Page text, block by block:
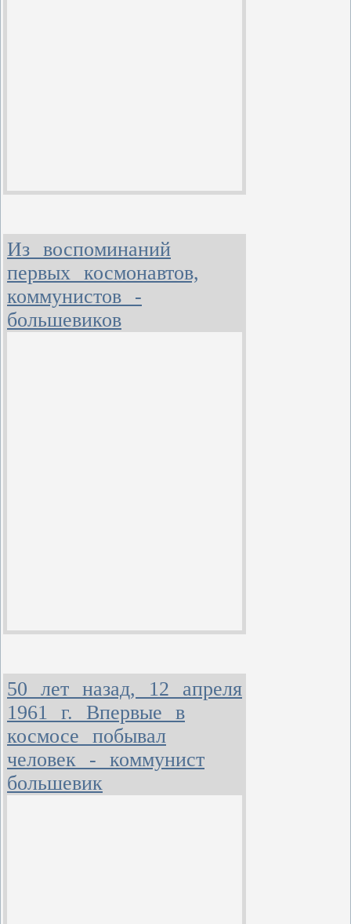
Из воспоминаний
первых космонавтов,
коммунистов -
большевиков
50 лет назад, 12 апреля
1961 г. Впер­вые в
космосе побывал
человек - коммунист
большевик